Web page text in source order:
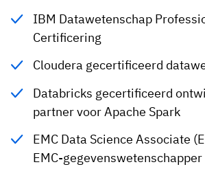
IBM Datawetenschap
Certificering
Cloudera gecertificeerd
Databricks gecertificeerd
partner voor Apache Spark
EMC Data Science Associate
EMC-gegevenswetenschapper